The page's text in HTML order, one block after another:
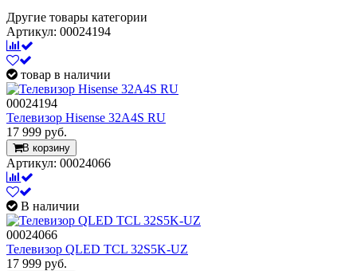
Другие товары категории
Артикул: 00024194
товар в наличии
00024194
Телевизор Hisense 32A4S RU
17 999 руб.
В корзину
Артикул: 00024066
В наличии
00024066
Телевизор QLED TCL 32S5K-UZ
17 999 руб.